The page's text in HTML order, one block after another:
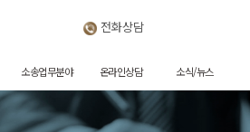
전화상담
소송업무분야 온라인상담 소식/뉴스